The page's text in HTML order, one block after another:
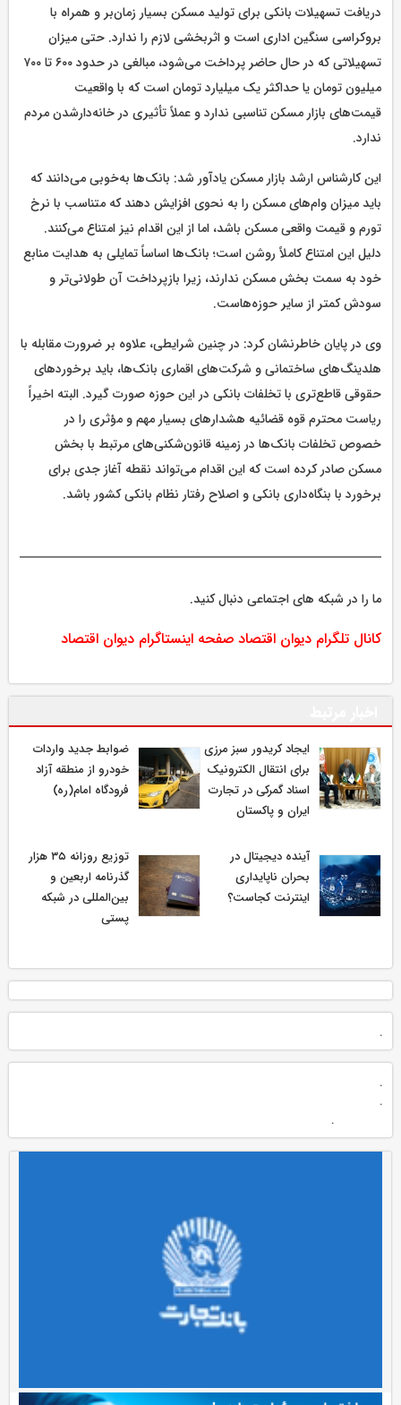
دریافت تسهیلات بانکی برای تولید مسکن بسیار زمان‌بر و همراه با
بروکراسی سنگین اداری است و اثربخشی لازم را ندارد. حتی میزان
تسهیلاتی که در حال حاضر پرداخت می‌شود، مبالغی در حدود ۶۰۰ تا ۷۰۰
میلیون تومان یا حداکثر یک میلیارد تومان است که با واقعیت
قیمت‌های بازار مسکن تناسبی ندارد و عملاً تأثیری در خانه‌دارشدن مردم
ندارد.
این کارشناس ارشد بازار مسکن یادآور شد: بانک‌ها به‌خوبی می‌دانند که
باید میزان وام‌های مسکن را به نحوی افزایش دهند که متناسب با نرخ
تورم و قیمت واقعی مسکن باشد، اما از این اقدام نیز امتناع می‌کنند.
دلیل این امتناع کاملاً روشن است؛ بانک‌ها اساساً تمایلی به هدایت منابع
خود به سمت بخش مسکن ندارند، زیرا بازپرداخت آن طولانی‌تر و
سودش کمتر از سایر حوزه‌هاست.
وی در پایان خاطرنشان کرد: در چنین شرایطی، علاوه بر ضرورت مقابله با
هلدینگ‌های ساختمانی و شرکت‌های اقماری بانک‌ها، باید برخوردهای
حقوقی قاطع‌تری با تخلفات بانکی در این حوزه صورت گیرد. البته اخیراً
ریاست محترم قوه قضائیه هشدارهای بسیار مهم و مؤثری را در
خصوص تخلفات بانک‌ها در زمینه قانون‌شکنی‌های مرتبط با بخش
مسکن صادر کرده است که این اقدام می‌تواند نقطه آغاز جدی برای
برخورد با بنگاه‌داری بانکی و اصلاح رفتار نظام بانکی کشور باشد.
ما را در شبکه های اجتماعی دنبال کنید.
کانال تلگرام دیوان اقتصاد صفحه اینستاگرام دیوان اقتصاد
ایجاد کریدور سبز مرزی
برای انتقال الکترونیک
اسناد گمرکی در تجارت
ایران و پاکستان
ضوابط جدید واردات
خودرو از منطقه آزاد
فرودگاه امام(ره)
آینده دیجیتال در
بحران ناپایداری
اینترنت کجاست؟
توزیع روزانه ۳۵ هزار
گذرنامه اربعین و
بین‌المللی در شبکه
پستی
.
.
.
.